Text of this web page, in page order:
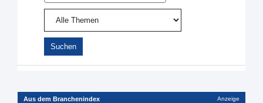
Aus dem Branchenindex Anzeige